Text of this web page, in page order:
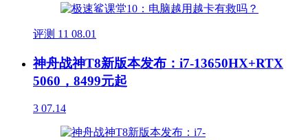
评测 11 08.01
神舟战神T8新版本发布：i7-13650HX+RTX
5060，8499元起
3 07.14